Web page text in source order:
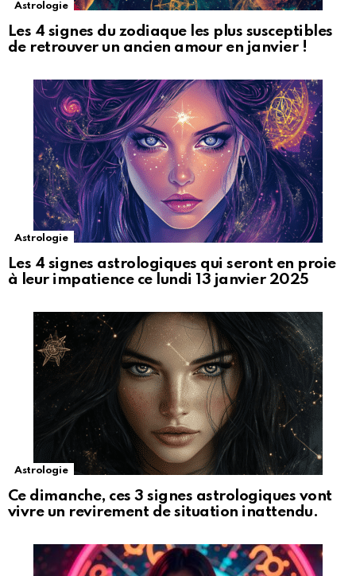
Astrologie
Les 4 signes du zodiaque les plus susceptibles
de retrouver un ancien amour en janvier !
Astrologie
Les 4 signes astrologiques qui seront en proie
à leur impatience ce lundi 13 janvier 2025
Astrologie
Ce dimanche, ces 3 signes astrologiques vont
vivre un revirement de situation inattendu.